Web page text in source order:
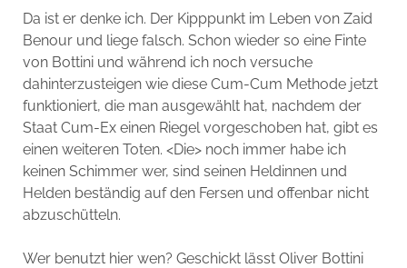
Da ist er denke ich. Der Kipppunkt im Leben von Zaid
Benour und liege falsch. Schon wieder so eine Finte
von Bottini und während ich noch versuche
dahinterzusteigen wie diese Cum-Cum Methode jetzt
funktioniert, die man ausgewählt hat, nachdem der
Staat Cum-Ex einen Riegel vorgeschoben hat, gibt es
einen weiteren Toten. <Die> noch immer habe ich
keinen Schimmer wer, sind seinen Heldinnen und
Helden beständig auf den Fersen und offenbar nicht
abzuschütteln.
Wer benutzt hier wen? Geschickt lässt Oliver Bottini